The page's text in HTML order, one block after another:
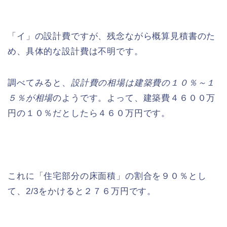
「イ」の設計費ですが、残念ながら概算見積書のた
め、具体的な設計費は不明です。
調べてみると、 設計費の相場は建築費の１０％～１
５％が相場のようです。よって、建築費４６００万
円の１０％だとしたら４６０万円です。
これに「住宅部分の床面積」の割合を９０％とし
て、2/3をかけると２７６万円です。